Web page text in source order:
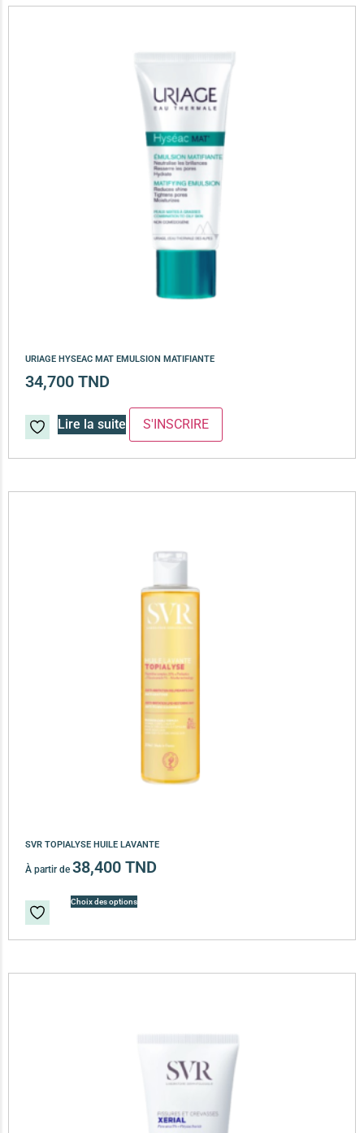
SVR TOPIALYSE HUILE LAVANTE
À partir de 38,400 TND
Choix des options
URIAGE HYSEAC MAT EMULSION MATIFIANTE
34,700 TND
Lire la suite